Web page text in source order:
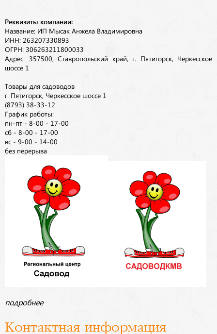
Реквизиты компании:
Название: ИП Мысак Анжела Владимировна
ИНН: 263207330893
ОГРН: 306263211800033
Адрес: 357500, Ставропольский край, г. Пятигорск, Черкесское
шоссе 1
Товары для садоводов
г. Пятигорск, Черкесское шоссе 1
(8793) 38-33-12
График работы:
пн-пт - 8-00 - 17-00
сб - 8-00 - 17-00
вс - 9-00 - 14-00
без перерыва
подробнее
Контактная информация